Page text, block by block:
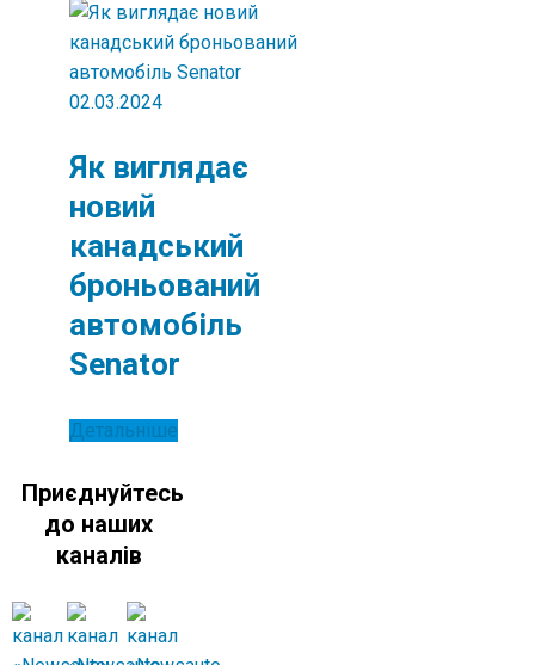
02.03.2024
Як виглядає
новий
канадський
броньований
автомобіль
Senator
Детальніше
Приєднуйтесь
до наших
каналів